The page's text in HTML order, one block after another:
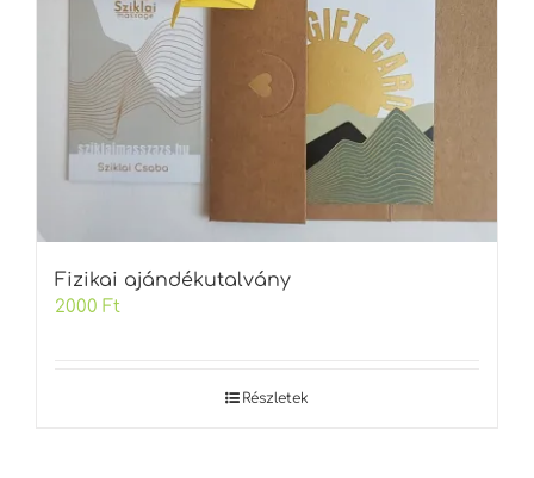
Fizikai ajándékutalvány
2000 Ft
Részletek